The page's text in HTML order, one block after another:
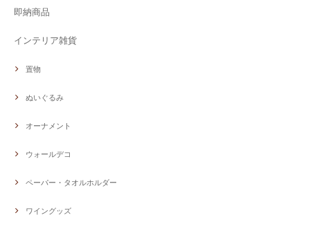
即納商品
インテリア雑貨
置物
ぬいぐるみ
オーナメント
ウォールデコ
ペーパー・タオルホルダー
ワイングッズ